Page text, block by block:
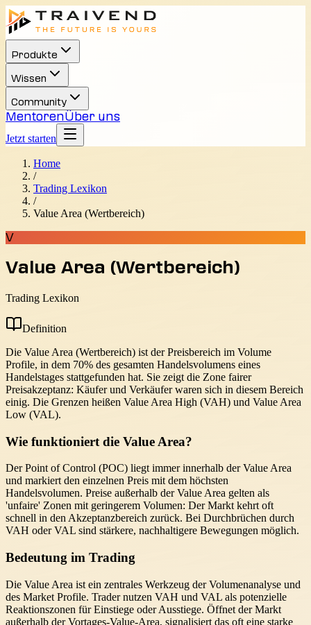
Produkte
Wissen
Community
MentorenÜber uns
Jetzt starten
Home
/
Trading Lexikon
/
Value Area (Wertbereich)
V
Value Area (Wertbereich)
Trading Lexikon
Definition
Die Value Area (Wertbereich) ist der Preisbereich im Volume
Profile, in dem 70% des gesamten Handelsvolumens eines
Handelstages stattgefunden hat. Sie zeigt die Zone fairer
Preisakzeptanz: Käufer und Verkäufer waren sich in diesem Bereich
einig. Die Grenzen heißen Value Area High (VAH) und Value Area
Low (VAL).
Wie funktioniert die Value Area?
Der Point of Control (POC) liegt immer innerhalb der Value Area
und markiert den einzelnen Preis mit dem höchsten
Handelsvolumen. Preise außerhalb der Value Area gelten als
'unfaire' Zonen mit geringerem Volumen: Der Markt kehrt oft
schnell in den Akzeptanzbereich zurück. Bei Durchbrüchen durch
VAH oder VAL sind stärkere, nachhaltigere Bewegungen möglich.
Bedeutung im Trading
Die Value Area ist ein zentrales Werkzeug der Volumenanalyse und
des Market Profile. Trader nutzen VAH und VAL als potenzielle
Reaktionszonen für Einstiege oder Ausstiege. Öffnet der Markt
außerhalb der Vortages-Value-Area, signalisiert das oft eine starke